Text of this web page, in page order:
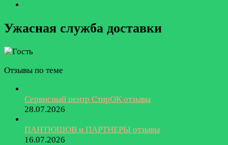
Ужасная служба доставки
Отзывы по теме
Сервисный центр СтирОК отзывы
28.07.2026
ПАНТЮШОВ и ПАРТНЕРЫ отзывы
16.07.2026